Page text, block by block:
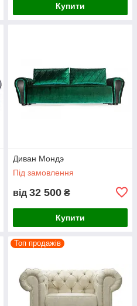
Купити
Диван Мондэ
Під замовлення
від 32 500 ₴
Купити
Топ продажів